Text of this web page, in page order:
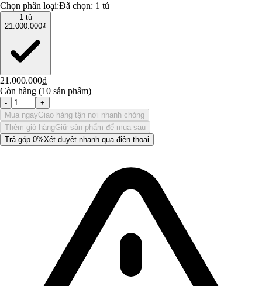
Chọn phân loại:Đã chọn: 1 tủ
1 tủ
21.000.000₫
21.000.000₫
Còn hàng (10 sản phẩm)
-
+
Mua ngayGiao hàng tận nơi nhanh chóng
Thêm giỏ hàngGiữ sản phẩm để mua sau
Trả góp 0%Xét duyệt nhanh qua điện thoại